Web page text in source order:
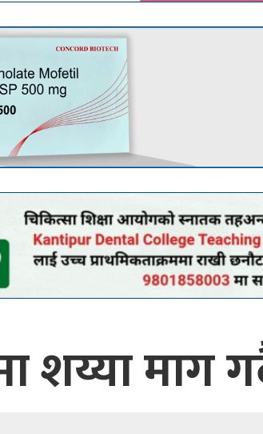
शय्या माग